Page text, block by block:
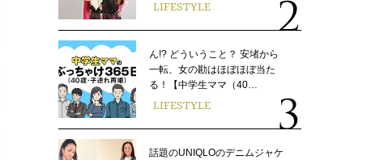
LIFESTYLE
ん!? どういうこと？ 安堵から
一転、女の勘はほぼほぼ当た
る！【中学生ママ（40…
LIFESTYLE
話題のUNIQLOのデニムジャケ